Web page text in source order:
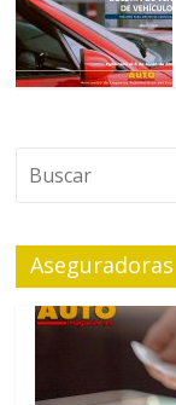
Aseguradoras